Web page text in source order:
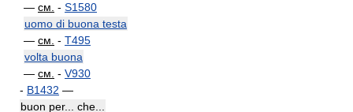
— см. - S1580
uomo di buona testa
— см. - T495
volta buona
— см. - V930
- B1432 —
buon per... che...